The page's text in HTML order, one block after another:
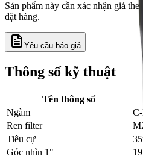
Sản phẩm này cần xác nhận giá
đặt hàng.
Yêu cầu báo giá
Thông số kỹ thuật
Tên thông số
Ngàm
Ren filter
Tiêu cự
Góc nhìn 1"